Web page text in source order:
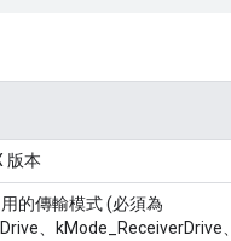
版本
的傳輸模式 (必須為
、kMode_ReceiverDrive、